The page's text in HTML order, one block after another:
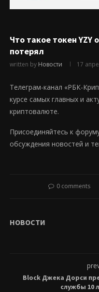
Что такое токен YZY
потерял
written by Новости 17
Телеграм-канал «РБК-
курсе самых главных и
криптовалюте.
Присоединяйтесь к
обсуждения новостей и
0 comments
НОВОСТИ
Block Джека Дорси
службы 10